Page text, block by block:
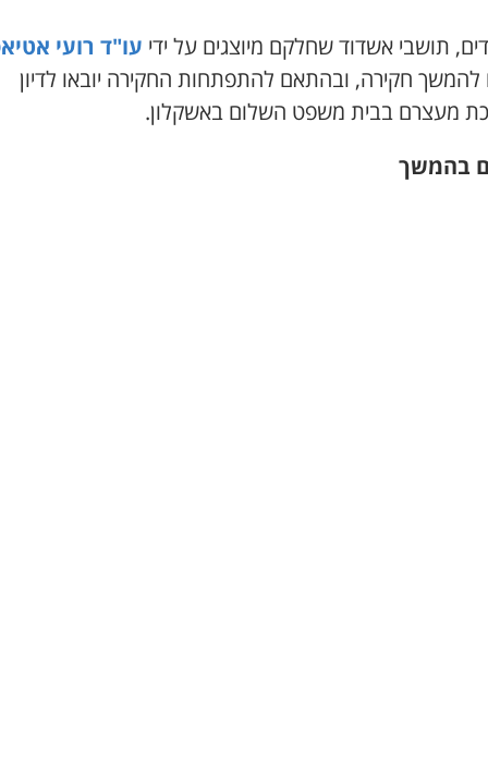
תושבי אשדוד שחלקם מיוצגים על ידי עו"ד רועי
להמשך חקירה, ובהתאם להתפתחות החקירה יובאו לדיון
מעצרם בבית משפט השלום באשקלון.
בהמשך